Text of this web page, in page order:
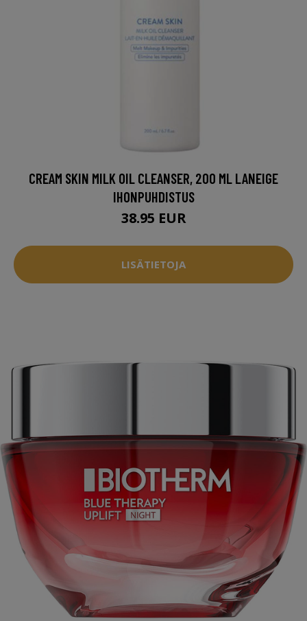
CREAM SKIN MILK OIL CLEANSER, 200 ML LANEIGE
IHONPUHDISTUS
38.95 EUR
LISÄTIETOJA